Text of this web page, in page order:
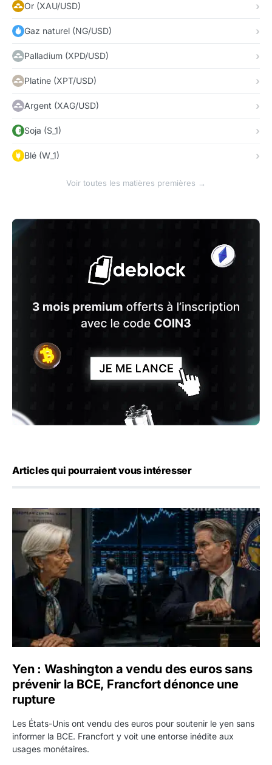
Or (XAU/USD)
Gaz naturel (NG/USD)
Palladium (XPD/USD)
Platine (XPT/USD)
Argent (XAG/USD)
Soja (S_1)
Blé (W_1)
Voir toutes les matières premières →
Articles qui pourraient vous intéresser
Yen : Washington a vendu des euros sans prévenir la
Yen : Washington a vendu des euros sans
prévenir la BCE, Francfort dénonce une
rupture
Les États-Unis ont vendu des euros pour soutenir le yen sans
informer la BCE. Francfort y voit une entorse inédite aux
usages monétaires.